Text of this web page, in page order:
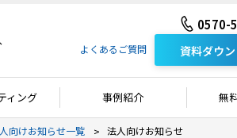
0570-
よくあるご質問 資料ダウ
ィング 事例紹介 無
向けお知らせ一覧 法人向けお知らせ